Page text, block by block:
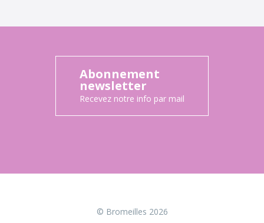
Abonnement
newsletter
Recevez notre info par mail
© Bromeilles 2026